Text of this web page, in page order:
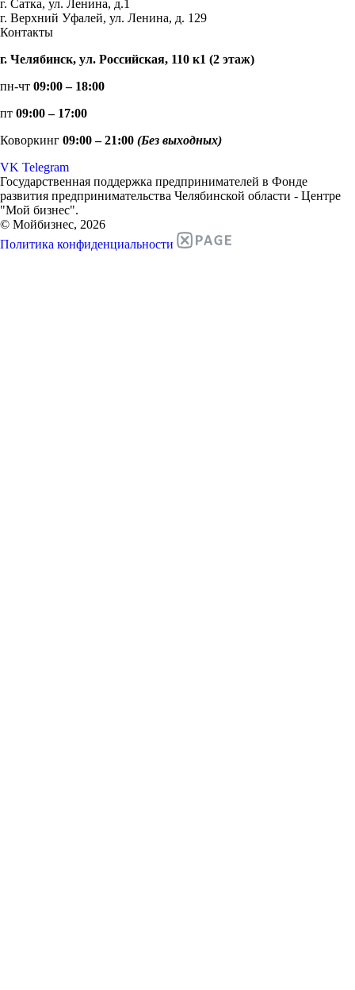
г. Сатка, ул. Ленина, д.1
г. Верхний Уфалей, ул. Ленина, д. 129
Контакты
г. Челябинск, ул. Российская, 110 к1 (2 этаж)
пн-чт 09:00 – 18:00
пт 09:00 – 17:00
Коворкинг 09:00 – 21:00 (Без выходных)
VK Telegram
Государственная поддержка предпринимателей в Фонде
развития предпринимательства Челябинской области - Центре
"Мой бизнес".
© Мойбизнес, 2026
Политика конфиденциальности